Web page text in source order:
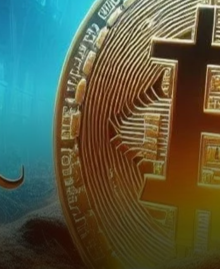
Le paysage toujours
changeant des
cryptomonnaies, où des
fortunes se font et se perdent
en un clin d’œil, la récente…